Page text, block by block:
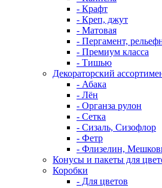
- Крафт
- Креп, джут
- Матовая
- Пергамент,
- Премиум класса
- Тишью
Декораторский
- Абака
- Лён
- Органза рулон
- Сетка
- Сизаль, Сизофлор
- Фетр
- Флизелин,
Конусы и пакеты для
Коробки
- Для цветов